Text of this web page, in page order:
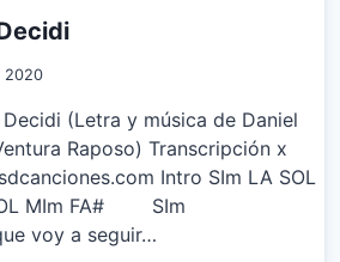
2020
(Letra y música de Daniel
Raposo) Transcripción x
Intro SIm LA SOL
LA SOL MIm FA# SIm
voy a seguir…